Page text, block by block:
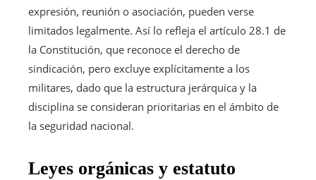
expresión, reunión o asociación, pueden verse
limitados legalmente. Así lo refleja el artículo 28.1 de
la Constitución, que reconoce el derecho de
sindicación, pero excluye explícitamente a los
militares, dado que la estructura jerárquica y la
disciplina se consideran prioritarias en el ámbito de
la seguridad nacional.
Leyes orgánicas y estatuto